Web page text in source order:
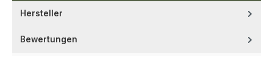
Hersteller
Bewertungen